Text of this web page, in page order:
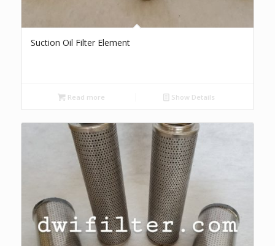
Suction Oil Filter Element
Read more Show Details